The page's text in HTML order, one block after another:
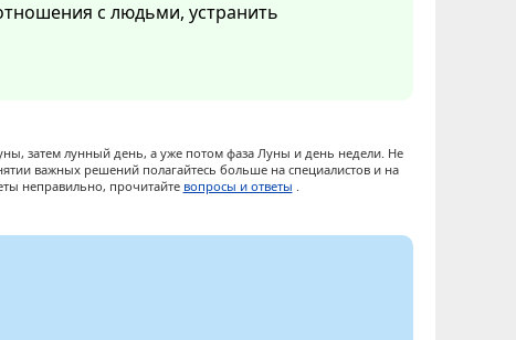
с людьми, устранить
затем лунный день, а уже потом фаза Луны и день недели. Не
важных решений полагайтесь больше на специалистов и на
неправильно, прочитайте вопросы и ответы .